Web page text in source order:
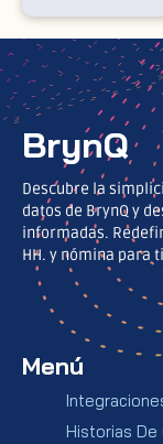
BrynQ
Descubre la
datos de BrynQ y
informadas.
HH. y nómina para
Menú
Historias